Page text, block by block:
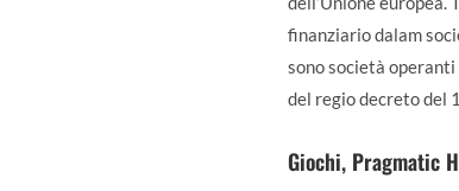
finanziario dalam
sono società
del regio decreto del
Giochi, Pragmatic